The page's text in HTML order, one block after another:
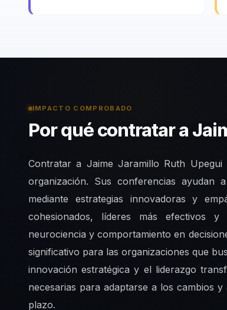
IMPACTO COMPROBADO
Por qué contratar a
Contratar a Jaime Jaramillo Ruth
organización. Sus conferencias
mediante estrategias innovadoras y
cohesionados, líderes más efectivos
neurociencia y comportamiento en
significativo para las organizaciones que
innovación estratégica y el liderazgo
necesarias para adaptarse a los cambios
plazo.